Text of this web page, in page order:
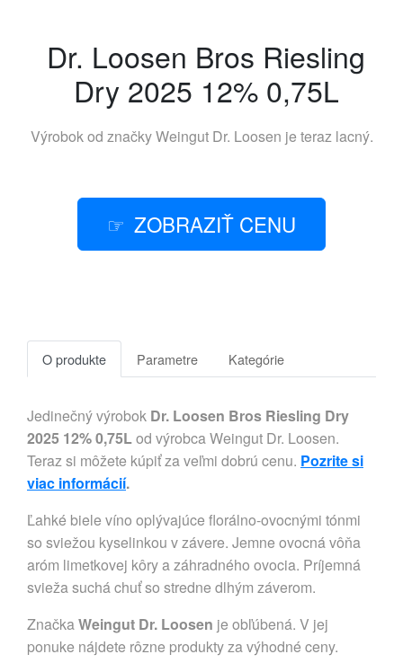
Dr. Loosen Bros Riesling
Dry 2025 12% 0,75L
Výrobok od značkyWeingut Dr. Loosen je teraz lacný.
ZOBRAZIŤ CENU
O produkte Parametre Kategórie
Jedinečný výrobok Dr. Loosen Bros Riesling Dry
2025 12% 0,75Lod výrobca Weingut Dr. Loosen.
Teraz si môžete kúpiť za veľmi dobrú cenu. Pozrite si
viac informácií.
Ľahké biele víno oplývajúce florálno-ovocnými tónmi
so sviežou kyselinkou v závere. Jemne ovocná vôňa
aróm limetkovej kôry a záhradného ovocia. Príjemná
svieža suchá chuť so stredne dlhým záverom.
ZnačkaWeingut Dr. Loosen je obľúbená. V jej
ponuke nájdete rôzne produkty za výhodné ceny.